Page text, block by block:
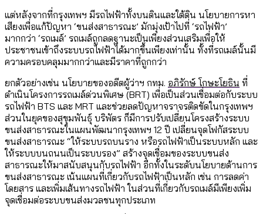
แต่หลังจากที่กรุงเทพฯ มีรถไฟฟ้าทั้งบนดินและใต้ดิน นโยบายการหา
เสียงเพื่อแก้ปัญหา ‘ขนส่งสาธารณะ’ มักมุ่งเป้าไปที่ ‘รถไฟฟ้า’
มากกว่า ‘รถเมล์’ รถเมล์ถูกลดฐานะเป็นเพียงส่วนเสริมเพื่อให้
ประชาชนเข้าถึงระบบรถไฟฟ้าได้มากขึ้นเพียงเท่านั้น ทั้งที่รถเมล์นั้นมี
ความครอบคลุมมากกว่าและมีราคาที่ถูกกว่า
ยกตัวอย่างเช่น นโยบายของอดีตผู้ว่าฯ กทม. อภิรักษ์ โกษะโยธิน ที่
ดำเนินโครงการรถเมล์ด่วนพิเศษ (BRT) เพื่อเป็นส่วนเชื่อมต่อกับระบบ
รถไฟฟ้า BTS และ MRT และช่วยลดปัญหาจราจรติดขัดในกรุงเทพฯ
ส่วนในยุคของสุขุมพันธุ์ บริพัตร ก็มีการปรับเปลี่ยนโครงสร้างระบบ
ขนส่งสาธารณะในแผนพัฒนากรุงเทพฯ 12 ปี เปลี่ยนจุดโฟกัสระบบ
ขนส่งสาธารณะ “ให้ระบบรถบนราง หรือรถไฟฟ้าเป็นระบบหลัก และ
ให้ระบบบนถนนเป็นระบบรอง” สร้างจุดเชื่อมของระบบขนส่ง
สาธารณะให้มาสนับสนุนกับรถไฟฟ้า อีกทั้งในระดับนโยบายด้านการ
ขนส่งสาธารณะ เน้นแผนที่เกี่ยวกับรถไฟฟ้าเป็นหลัก เช่น การลดค่า
โดยสาร และเพิ่มเส้นทางรถไฟฟ้า ในส่วนที่เกี่ยวกับรถเมล์มีเพียงเพิ่ม
จุดเชื่อมต่อระบบขนส่งมวลชนทุกประเภท